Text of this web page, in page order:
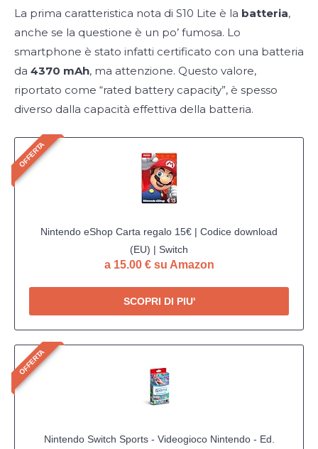
La prima caratteristica nota di S10 Lite è la batteria,
anche se la questione è un po’ fumosa. Lo
smartphone è stato infatti certificato con una batteria
da 4370 mAh, ma attenzione. Questo valore,
riportato come “rated battery capacity”, è spesso
diverso dalla capacità effettiva della batteria.
OFFERTA
Nintendo eShop Carta regalo 15€ | Codice download
(EU) | Switch
a 15.00 € su Amazon
SCOPRI DI PIU'
OFFERTA
Nintendo Switch Sports - Videogioco Nintendo - Ed.